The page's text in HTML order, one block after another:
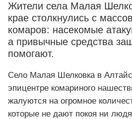
Жители села Малая
крае столкнулись с
комаров: насекомые
а привычные средства
помогают.
Село Малая Шелковка в
эпицентре комариного
жалуются на огромное
которые не дают покоя ни